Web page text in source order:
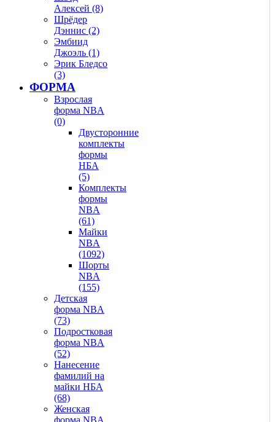
Алексей (8)
Шрёдер
Дэннис (2)
Эмбиид
Джоэль (1)
Эрик Бледсо
(3)
ФОРМА
Взрослая
форма NBA
(0)
Двусторонние
комплекты
формы
НБА
(5)
Комплекты
формы
NBA
(61)
Майки
NBA
(1092)
Шорты
NBA
(155)
Детская
форма NBA
(73)
Подростковая
форма NBA
(52)
Нанесение
фамилий на
майки НБА
(68)
Женская
форма NBA